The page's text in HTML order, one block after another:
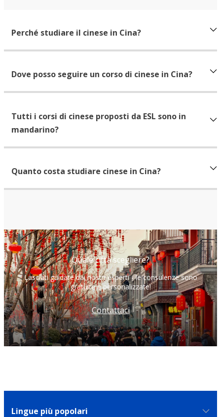
Perché studiare il cinese in Cina?
Dove posso seguire un corso di cinese in Cina?
Tutti i corsi di cinese proposti da ESL sono in
mandarino?
Quanto costa studiare cinese in Cina?
Quale città scegliere?
Lasciati guidare dai nostri esperti - le consulenze sono
gratuite e personalizzate!
Contattaci
Lingue più popolari